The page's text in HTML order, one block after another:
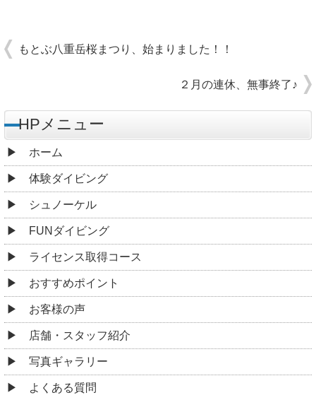
もとぶ八重岳桜まつり、始まりました！！
２月の連休、無事終了♪
HPメニュー
ホーム
体験ダイビング
シュノーケル
FUNダイビング
ライセンス取得コース
おすすめポイント
お客様の声
店舗・スタッフ紹介
写真ギャラリー
よくある質問